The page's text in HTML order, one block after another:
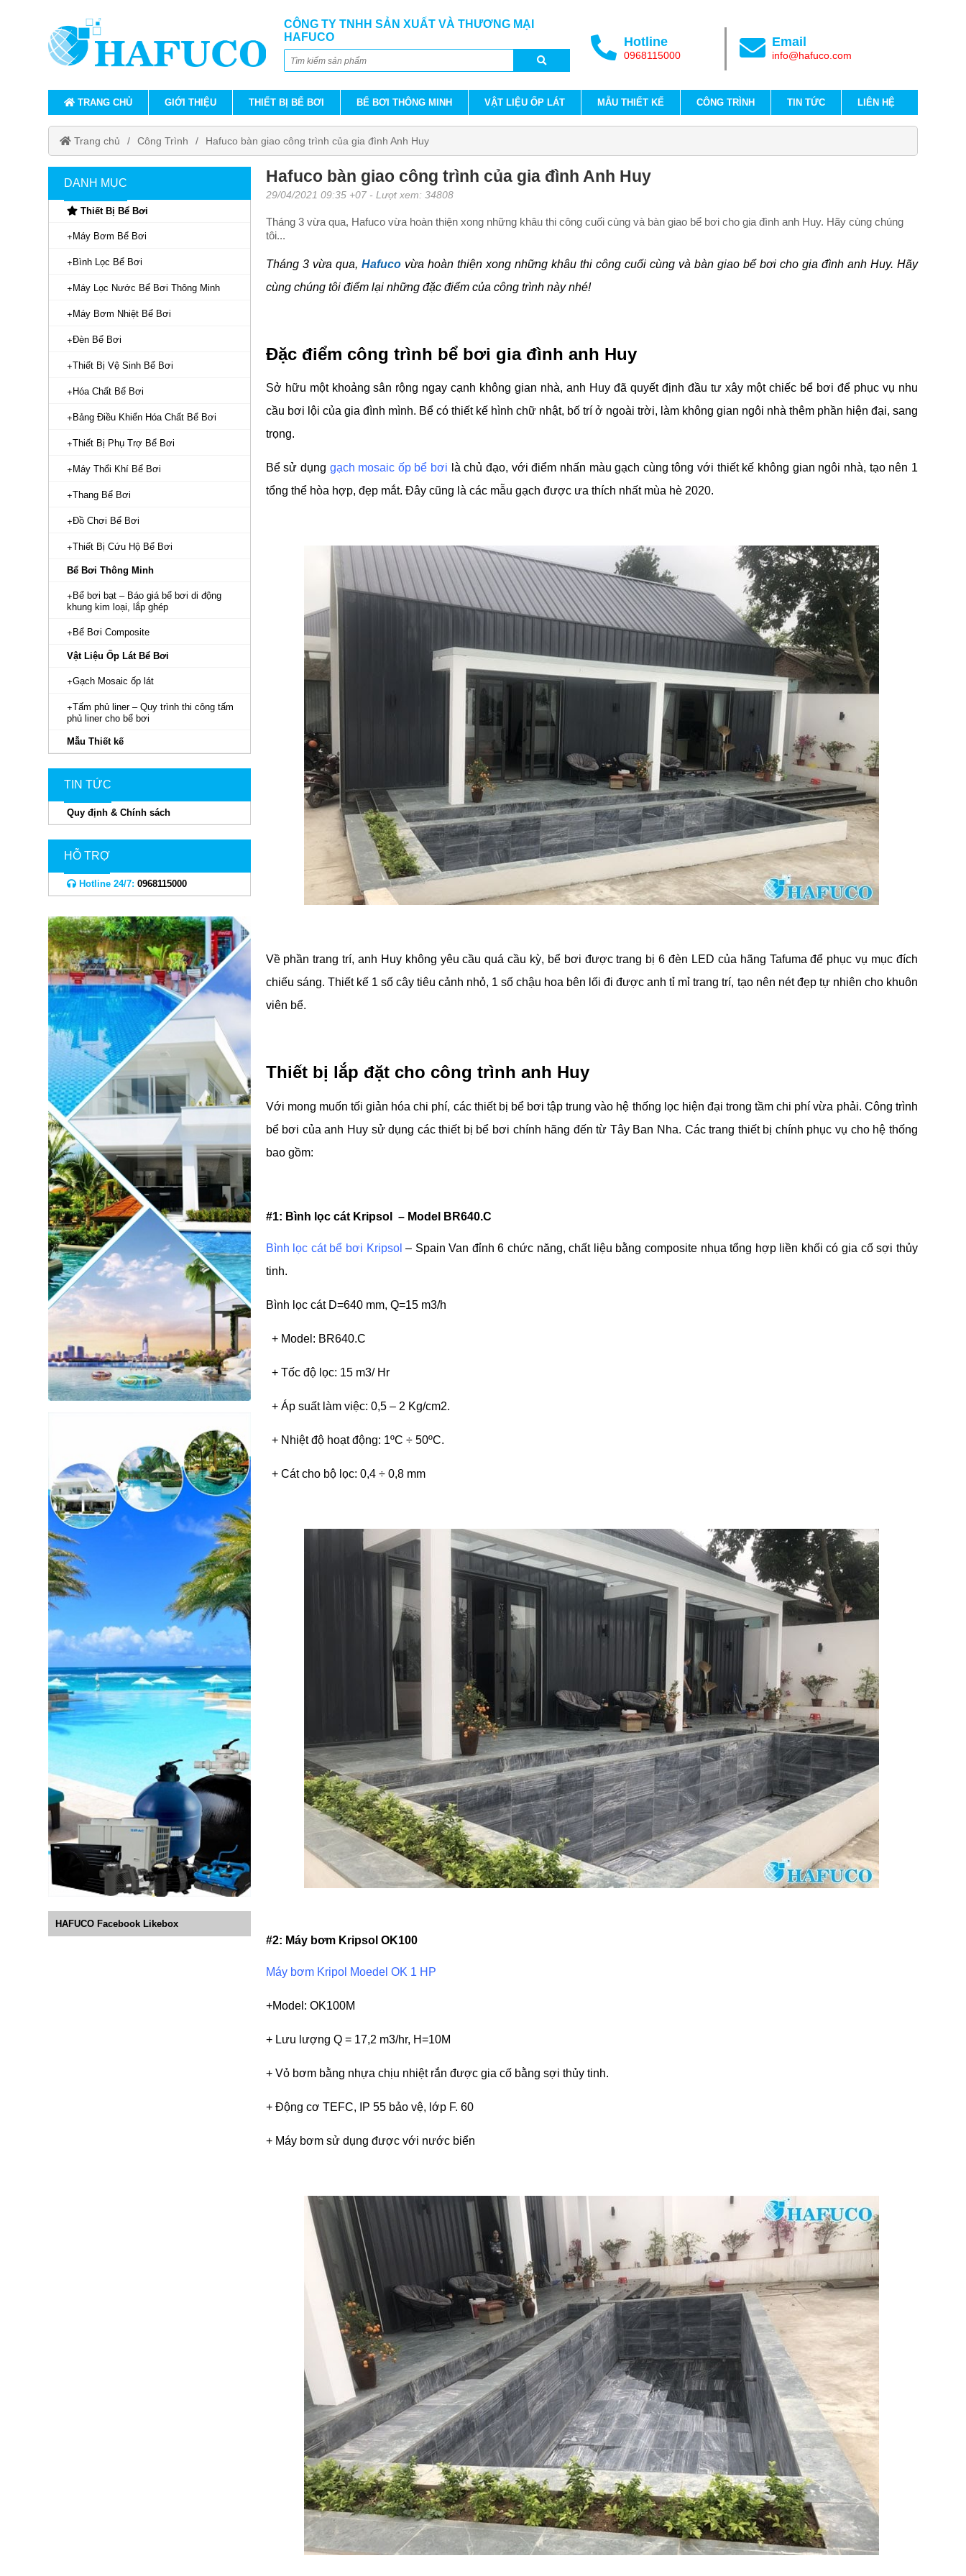
CÔNG TY TNHH SẢN XUẤT VÀ THƯƠNG MẠI
HAFUCO
Hotline
0968115000
Email
info@hafuco.com
TRANG CHỦ GIỚI THIỆU THIẾT BỊ BỂ BƠI BỂ BƠI THÔNG MINH VẬT LIỆU ỐP LÁT MẪU THIẾT KẾ CÔNG TRÌNH TIN TỨC LIÊN HỆ
Trang chủ Công Trình Hafuco bàn giao công trình của gia đình Anh Huy
Hafuco bàn giao công trình của gia đình Anh Huy
29/04/2021 09:35 +07 - Lượt xem: 34808
Tháng 3 vừa qua, Hafuco vừa hoàn thiện xong những khâu thi công cuối cùng và bàn giao bể bơi cho gia đình anh Huy. Hãy cùng chúng
tôi...
Tháng 3 vừa qua, Hafucovừa hoàn thiện xong những khâu thi công cuối cùng và bàn giao bể bơi cho gia đình anh Huy. Hãy
cùng chúng tôi điểm lại những đặc điểm của công trình này nhé!
Đặc điểm công trình bể bơi gia đình anh Huy
Sở hữu một khoảng sân rộng ngay cạnh không gian nhà, anh Huy đã quyết định đầu tư xây một chiếc bể bơi để phục vụ nhu
cầu bơi lội của gia đình mình. Bể có thiết kế hình chữ nhật, bố trí ở ngoài trời, làm không gian ngôi nhà thêm phần hiện đại, sang
trọng.
Bể sử dụng gạch mosaic ốp bể bơi là chủ đạo, với điểm nhấn màu gạch cùng tông với thiết kế không gian ngôi nhà, tạo nên 1
tổng thể hòa hợp, đẹp mắt. Đây cũng là các mẫu gạch được ưa thích nhất mùa hè 2020.
Về phần trang trí, anh Huy không yêu cầu quá cầu kỳ, bể bơi được trang bị 6 đèn LED của hãng Tafuma để phục vụ mục đích
chiếu sáng. Thiết kế 1 số cây tiêu cảnh nhỏ, 1 số chậu hoa bên lối đi được anh tỉ mỉ trang trí, tạo nên nét đẹp tự nhiên cho khuôn
viên bể.
Thiết bị lắp đặt cho công trình anh Huy
Với mong muốn tối giản hóa chi phí, các thiết bị bể bơi tập trung vào hệ thống lọc hiện đại trong tầm chi phí vừa phải. Công trình
bể bơi của anh Huy sử dụng các thiết bị bể bơi chính hãng đến từ Tây Ban Nha. Các trang thiết bị chính phục vụ cho hệ thống
bao gồm:
#1: Bình lọc cát Kripsol – Model BR640.C
Bình lọc cát bể bơi Kripsol – Spain Van đỉnh 6 chức năng, chất liệu bằng composite nhụa tổng hợp liền khối có gia cố sợi thủy
tinh.
Bình lọc cát D=640 mm, Q=15 m3/h
+ Model: BR640.C
+ Tốc độ lọc: 15 m3/ Hr
+ Áp suất làm việc: 0,5 – 2 Kg/cm2.
+ Nhiệt độ hoạt động: 1ºC ÷ 50ºC.
+ Cát cho bộ lọc: 0,4 ÷ 0,8 mm
#2: Máy bơm Kripsol OK100
Máy bơm Kripol Moedel OK 1 HP
+Model: OK100M
+ Lưu lượng Q = 17,2 m3/hr, H=10M
+ Vỏ bơm bằng nhựa chịu nhiệt rắn được gia cố bằng sợi thủy tinh.
+ Động cơ TEFC, IP 55 bảo vệ, lớp F. 60
+ Máy bơm sử dụng được với nước biển
DANH MỤC
Thiết Bị Bể Bơi
Máy Bơm Bể Bơi
Bình Lọc Bể Bơi
Máy Lọc Nước Bể Bơi Thông Minh
Máy Bơm Nhiệt Bể Bơi
Đèn Bể Bơi
Thiết Bị Vệ Sinh Bể Bơi
Hóa Chất Bể Bơi
Bảng Điều Khiển Hóa Chất Bể Bơi
Thiết Bị Phụ Trợ Bể Bơi
Máy Thổi Khí Bể Bơi
Thang Bể Bơi
Đồ Chơi Bể Bơi
Thiết Bị Cứu Hộ Bể Bơi
Bể Bơi Thông Minh
Bể bơi bạt – Báo giá bể bơi di động
khung kim loại, lắp ghép
Bể Bơi Composite
Vật Liệu Ốp Lát Bể Bơi
Gạch Mosaic ốp lát
Tấm phủ liner – Quy trình thi công tấm
phủ liner cho bể bơi
Mẫu Thiết kế
TIN TỨC
Quy định & Chính sách
HỖ TRỢ
Hotline 24/7: 0968115000
HAFUCO Facebook Likebox